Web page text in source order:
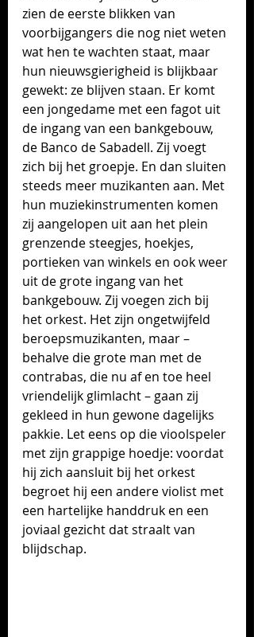
zien de eerste blikken van
voorbijgangers die nog niet weten
wat hen te wachten staat, maar
hun nieuwsgierigheid is blijkbaar
gewekt: ze blijven staan. Er komt
een jongedame met een fagot uit
de ingang van een bankgebouw,
de Banco de Sabadell. Zij voegt
zich bij het groepje. En dan sluiten
steeds meer muzikanten aan. Met
hun muziekinstrumenten komen
zij aangelopen uit aan het plein
grenzende steegjes, hoekjes,
portieken van winkels en ook weer
uit de grote ingang van het
bankgebouw. Zij voegen zich bij
het orkest. Het zijn ongetwijfeld
beroepsmuzikanten, maar –
behalve die grote man met de
contrabas, die nu af en toe heel
vriendelijk glimlacht – gaan zij
gekleed in hun gewone dagelijks
pakkie. Let eens op die vioolspeler
met zijn grappige hoedje: voordat
hij zich aansluit bij het orkest
begroet hij een andere violist met
een hartelijke handdruk en een
joviaal gezicht dat straalt van
blijdschap.